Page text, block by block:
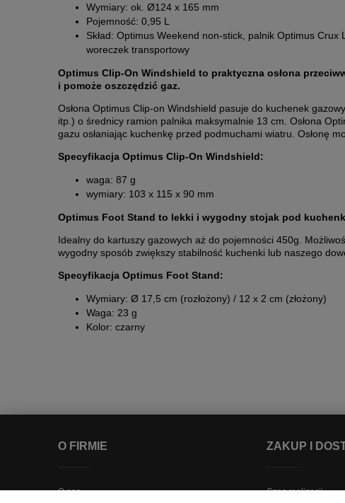
Wymiary: ok. Ø124 x 165 mm
Pojemność: 0,95 L
Skład: Optimus Weekend non-stick, palnik Optimus
woreczek transportowy
Optimus Clip-On Windshield to praktyczna osłona
i pomoże oszczędzić gaz.
Osłona Optimus Clip-on Windshield pasuje do kuchenek
itp.) o średnicy ramion palnika maksymalnie 13 cm. Osłona
gazu osłaniając kuchenkę przed podmuchami wiatru. Osłonę
Specyfikacja Optimus Clip-On Windshield:
waga: 87 g
wymiary: 103 x 115 x 90 mm
Optimus Foot Stand to lekki i wygodny stojak pod
Idealny do kartuszy gazowych aż do pojemności 450g.
wygodny sposób zwiększy stabilność kuchenki lub naszego
Specyfikacja Optimus Foot Stand:
Wymiary: Ø 17,5 cm (rozłożony) / 12 x 2 cm (złożony)
Waga: 23 g
Kolor: czarny
O FIRMIE
O nas
ZAKUP I
Czas realizacji